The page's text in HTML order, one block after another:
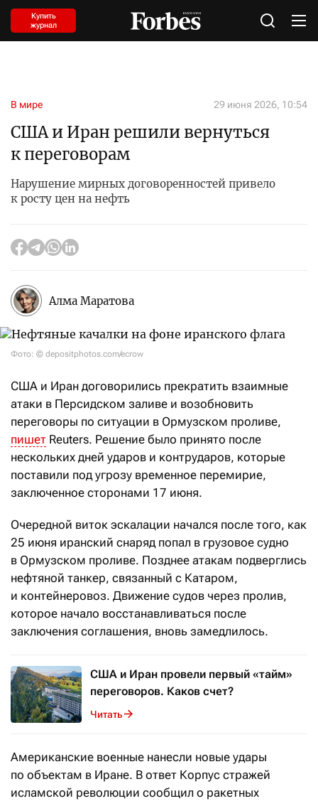
Купить
журнал
В мире 29 июня 2026, 10:54
США и Иран решили вернуться
к переговорам
Нарушение мирных договоренностей привело
к росту цен на нефть
Алма Маратова
Фото: © depositphotos.com/ecrow
США и Иран договорились прекратить взаимные
атаки в Персидском заливе и возобновить
переговоры по ситуации в Ормузском проливе,
пишет Reuters. Решение было принято после
нескольких дней ударов и контрударов, которые
поставили под угрозу временное перемирие,
заключенное сторонами 17 июня.
Очередной виток эскалации начался после того, как
25 июня иранский снаряд попал в грузовое судно
в Ормузском проливе. Позднее атакам подверглись
нефтяной танкер, связанный с Катаром,
и контейнеровоз. Движение судов через пролив,
которое начало восстанавливаться после
заключения соглашения, вновь замедлилось.
США и Иран провели первый «тайм»
переговоров. Каков счет?
Читать
Американские военные нанесли новые удары
по объектам в Иране. В ответ Корпус стражей
исламской революции сообщил о ракетных